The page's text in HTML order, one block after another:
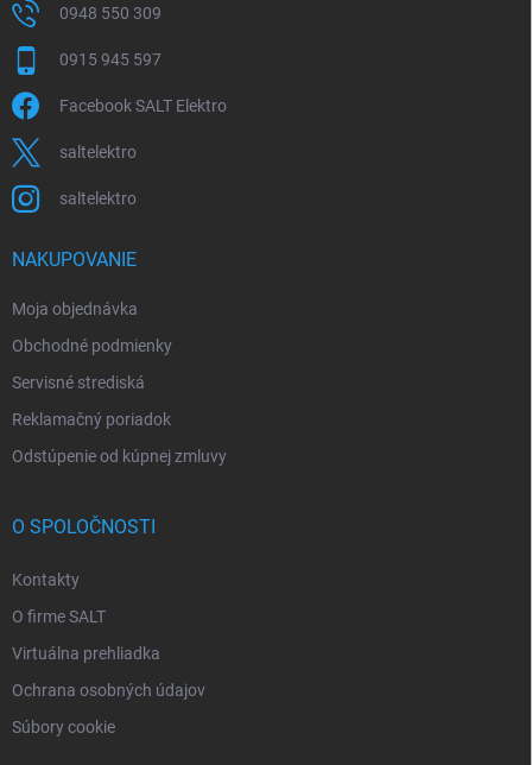
0948 550 309
0915 945 597
Facebook SALT Elektro
saltelektro
saltelektro
NAKUPOVANIE
Moja objednávka
Obchodné podmienky
Servisné strediská
Reklamačný poriadok
Odstúpenie od kúpnej zmluvy
O SPOLOČNOSTI
Kontakty
O firme SALT
Virtuálna prehliadka
Ochrana osobných údajov
Súbory cookie